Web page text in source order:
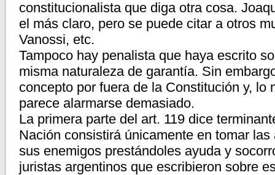
constitucionalista que diga otra cosa.
el más claro, pero se puede citar a otros
Vanossi, etc.
Tampoco hay penalista que haya escrito
misma naturaleza de garantía. Sin
concepto por fuera de la Constitución y, lo
parece alarmarse demasiado.
La primera parte del art. 119 dice
Nación consistirá únicamente en tomar
sus enemigos prestándoles ayuda y
juristas argentinos que escribieron sobre